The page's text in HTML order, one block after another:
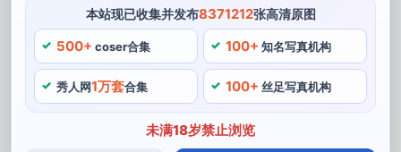
本站现已收集并发布8371212张高清原图
500+ coser合集 100+ 知名写真机构
秀人网1万套合集 100+ 丝足写真机构
未满18岁禁止浏览
九龄还有着一份独特的个性和多样化的爱好，许多网友纷
纷在评论中称赞她的美貌。